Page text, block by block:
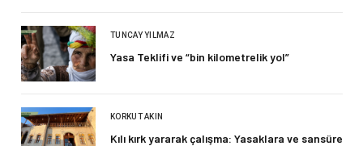
TUNCAY YILMAZ
Yasa Teklifi ve “bin kilometrelik yol”
KORKUT AKIN
Kılı kırk yararak çalışma: Yasaklara ve sansüre